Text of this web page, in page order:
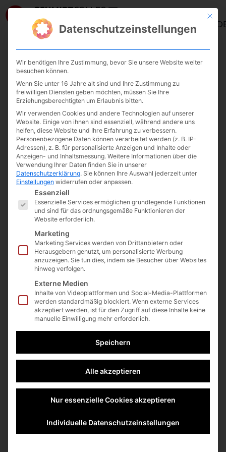
Hermann Simon
Cay von Fournier
Februar 10, 2021
PHNjcmlwdCBhc3luYyBzcmM9Imh0dHBzOi
8vd2lkZ2V0LndlYnNpdGV2b2ljZS5jb20vQ2
dwVWF0Q1EwbEU2c3pOZUJLTWVqZyI+PC
Lnd2RGF0YT13aW5kb3cud3ZEYXRhfHx7fT
tmdW5jdGlvbiB3dnRhZyhhLGIpe3d2RGF0Y
VthXT1iO30KICB3dnRhZygnaWQnLCAnQ2d
wVWF0Q1EwbEU2c3pOZUJLTWVqZycpOw
ogIHd2dGFnKCdsYW5ndWFnZScsICdkZS1E
RScpOwogIHd2dGFnKCd3aWRnZXQtc3R5b
GUnLCB7CiAgICBiYWNrZ3JvdW5kQ29sb3I
Mit
Datenschutzeinstellungen
Wir benötigen Ihre Zustimmung, bevor Sie unsere Website weiter
besuchen können.
Wenn Sie unter 16 Jahre alt sind und Ihre Zustimmung zu
freiwilligen Diensten geben möchten, müssen Sie Ihre
Erziehungsberechtigten um Erlaubnis bitten.
Wir verwenden Cookies und andere Technologien auf unserer
Website. Einige von ihnen sind essenziell, während andere uns
helfen, diese Website und Ihre Erfahrung zu verbessern.
Personenbezogene Daten können verarbeitet werden (z. B. IP-
Adressen), z. B. für personalisierte Anzeigen und Inhalte oder
Anzeigen- und Inhaltsmessung. Weitere Informationen über die
Verwendung Ihrer Daten finden Sie in unserer
Datenschutzerklärung. Sie können Ihre Auswahl jederzeit unter
Einstellungen widerrufen oder anpassen.
Es folgt eine Liste der Service-Gruppen,
Essenziell
Essenzielle Services ermöglichen grundlegende Funktionen
und sind für das ordnungsgemäße Funktionieren der
Website erforderlich.
Marketing
Marketing Services werden von Drittanbietern oder
Herausgebern genutzt, um personalisierte Werbung
anzuzeigen. Sie tun dies, indem sie Besucher über Websites
hinweg verfolgen.
Externe Medien
Inhalte von Videoplattformen und Social-Media-Plattformen
werden standardmäßig blockiert. Wenn externe Services
akzeptiert werden, ist für den Zugriff auf diese Inhalte keine
manuelle Einwilligung mehr erforderlich.
Speichern
Alle akzeptieren
Nur essenzielle Cookies akzeptieren
Individuelle Datenschutzeinstellungen